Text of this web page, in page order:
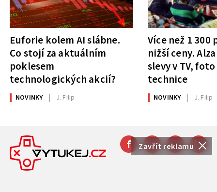
Zavřít reklamu
Euforie kolem AI slábne.
Co stojí za aktuálním
poklesem
technologických akcií?
NOVINKY J. Filip
Více než 1
nižší ceny.
slevy v TV,
technice
NOVINKY J. Filip